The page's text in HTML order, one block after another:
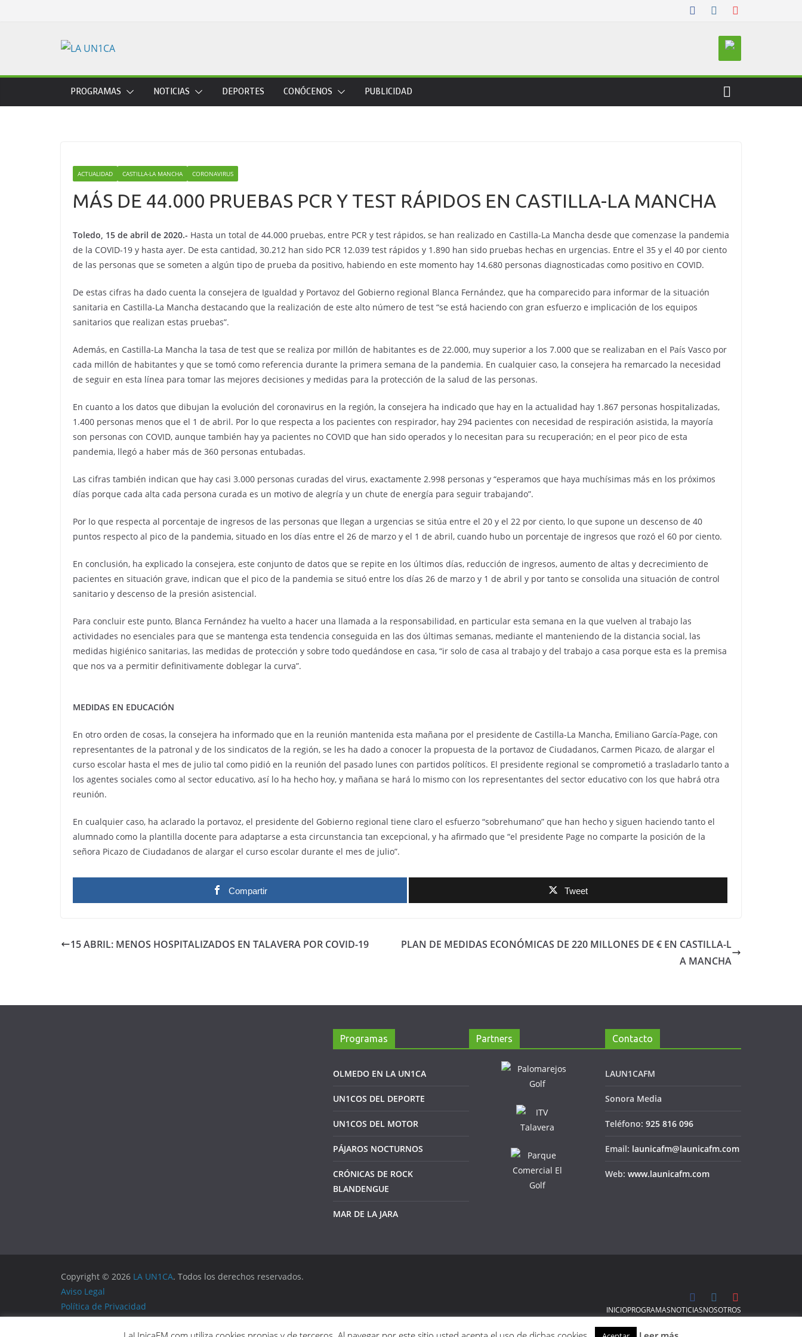
PROGRAMAS NOTICIAS DEPORTES CONÓCENOS PUBLICIDAD
ACTUALIDAD CASTILLA-LA MANCHA CORONAVIRUS
MÁS DE 44.000 PRUEBAS PCR Y TEST RÁPIDOS EN CASTILLA-LA MANCHA
Toledo, 15 de abril de 2020.- Hasta un total de 44.000 pruebas, entre PCR y test rápidos, se han realizado en Castilla-La Mancha desde que comenzase la pandemia
de la COVID-19 y hasta ayer. De esta cantidad, 30.212 han sido PCR 12.039 test rápidos y 1.890 han sido pruebas hechas en urgencias. Entre el 35 y el 40 por ciento
de las personas que se someten a algún tipo de prueba da positivo, habiendo en este momento hay 14.680 personas diagnosticadas como positivo en COVID.
De estas cifras ha dado cuenta la consejera de Igualdad y Portavoz del Gobierno regional Blanca Fernández, que ha comparecido para informar de la situación
sanitaria en Castilla-La Mancha destacando que la realización de este alto número de test “se está haciendo con gran esfuerzo e implicación de los equipos
sanitarios que realizan estas pruebas”.
Además, en Castilla-La Mancha la tasa de test que se realiza por millón de habitantes es de 22.000, muy superior a los 7.000 que se realizaban en el País Vasco por
cada millón de habitantes y que se tomó como referencia durante la primera semana de la pandemia. En cualquier caso, la consejera ha remarcado la necesidad
de seguir en esta línea para tomar las mejores decisiones y medidas para la protección de la salud de las personas.
En cuanto a los datos que dibujan la evolución del coronavirus en la región, la consejera ha indicado que hay en la actualidad hay 1.867 personas hospitalizadas,
1.400 personas menos que el 1 de abril. Por lo que respecta a los pacientes con respirador, hay 294 pacientes con necesidad de respiración asistida, la mayoría
son personas con COVID, aunque también hay ya pacientes no COVID que han sido operados y lo necesitan para su recuperación; en el peor pico de esta
pandemia, llegó a haber más de 360 personas entubadas.
Las cifras también indican que hay casi 3.000 personas curadas del virus, exactamente 2.998 personas y “esperamos que haya muchísimas más en los próximos
días porque cada alta cada persona curada es un motivo de alegría y un chute de energía para seguir trabajando”.
Por lo que respecta al porcentaje de ingresos de las personas que llegan a urgencias se sitúa entre el 20 y el 22 por ciento, lo que supone un descenso de 40
puntos respecto al pico de la pandemia, situado en los días entre el 26 de marzo y el 1 de abril, cuando hubo un porcentaje de ingresos que rozó el 60 por ciento.
En conclusión, ha explicado la consejera, este conjunto de datos que se repite en los últimos días, reducción de ingresos, aumento de altas y decrecimiento de
pacientes en situación grave, indican que el pico de la pandemia se situó entre los días 26 de marzo y 1 de abril y por tanto se consolida una situación de control
sanitario y descenso de la presión asistencial.
Para concluir este punto, Blanca Fernández ha vuelto a hacer una llamada a la responsabilidad, en particular esta semana en la que vuelven al trabajo las
actividades no esenciales para que se mantenga esta tendencia conseguida en las dos últimas semanas, mediante el manteniendo de la distancia social, las
medidas higiénico sanitarias, las medidas de protección y sobre todo quedándose en casa, “ir solo de casa al trabajo y del trabajo a casa porque esta es la premisa
que nos va a permitir definitivamente doblegar la curva”.
MEDIDAS EN EDUCACIÓN
En otro orden de cosas, la consejera ha informado que en la reunión mantenida esta mañana por el presidente de Castilla-La Mancha, Emiliano García-Page, con
representantes de la patronal y de los sindicatos de la región, se les ha dado a conocer la propuesta de la portavoz de Ciudadanos, Carmen Picazo, de alargar el
curso escolar hasta el mes de julio tal como pidió en la reunión del pasado lunes con partidos políticos. El presidente regional se comprometió a trasladarlo tanto a
los agentes sociales como al sector educativo, así lo ha hecho hoy, y mañana se hará lo mismo con los representantes del sector educativo con los que habrá otra
reunión.
En cualquier caso, ha aclarado la portavoz, el presidente del Gobierno regional tiene claro el esfuerzo “sobrehumano” que han hecho y siguen haciendo tanto el
alumnado como la plantilla docente para adaptarse a esta circunstancia tan excepcional, y ha afirmado que “el presidente Page no comparte la posición de la
señora Picazo de Ciudadanos de alargar el curso escolar durante el mes de julio”.
Compartir Tweet
15 ABRIL: MENOS HOSPITALIZADOS EN TALAVERA POR COVID-19
PLAN DE MEDIDAS ECONÓMICAS DE 220 MILLONES DE € EN CASTILLA-L
A MANCHA
Programas
OLMEDO EN LA UN1CA
UN1COS DEL DEPORTE
UN1COS DEL MOTOR
PÁJAROS NOCTURNOS
CRÓNICAS DE ROCK
BLANDENGUE
MAR DE LA JARA
Partners Contacto
LAUN1CAFM
Sonora Media
Teléfono: 925 816 096
Email: launicafm@launicafm.com
Web: www.launicafm.com
INICIOPROGRAMASNOTICIASNOSOTROS
Copyright © 2026 LA UN1CA. Todos los derechos reservados.
Aviso Legal
Política de Privacidad